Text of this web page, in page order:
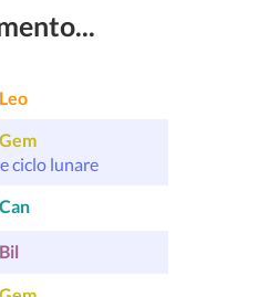
Leo
Gem
ciclo lunare
Can
Bil